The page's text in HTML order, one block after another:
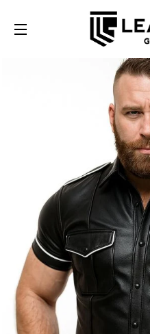
SEITENNAVIGATION